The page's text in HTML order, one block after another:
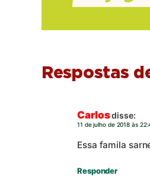
Respostas de
Carlosdisse:
11 de julho de 2018 às
Essa famila
Responder